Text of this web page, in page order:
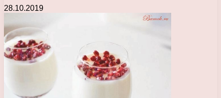
28.10.2019